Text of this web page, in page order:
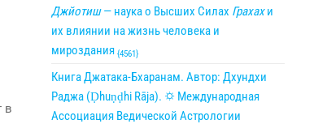
в
Джйотиш— наука о Высших Силах Грахахи
их влиянии на жизнь человека и
мироздания {4561}
Книга Джатака-Бхаранам. Автор: Дхундхи
Раджа (Ḍhuṇḍhi Rāja). 🌣 Международная
Ассоциация Ведической Астрологии